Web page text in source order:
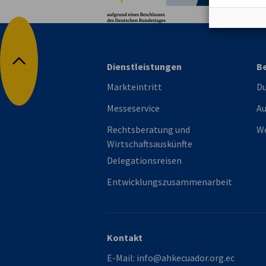
durchgeführt. Durch regelmäßige Audits und
Qualität der Angebote und das Netzwerk ständig erweitert.
Nach oben
Dienstleistungen
Markteintritt
Messeservice
Rechtsberatung und
Wirtschaftsauskünfte
Delegationsreisen
Entwicklungszusammenarbeit
Kontakt
E-Mail: info@ahkecuador.org.ec